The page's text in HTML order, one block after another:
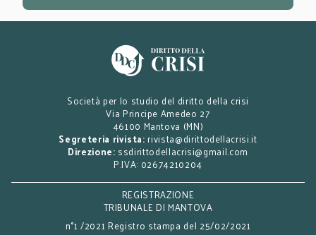
Società per lo studio del diritto della crisi
Via Principe Amedeo 27
46100 Mantova (MN)
Segreteria rivista: rivista@dirittodellacrisi.it
Direzione: ssdirittodellacrisi@gmail.com
P.IVA: 02674210204
REGISTRAZIONE
TRIBUNALE DI MANTOVA
n°1 /2021 Registro stampa del 25/02/2021